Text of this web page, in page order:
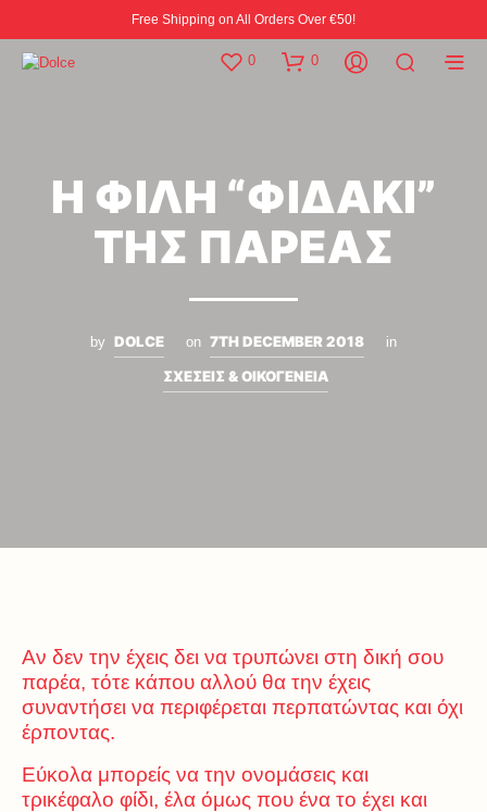
Free Shipping on All Orders Over €50!
0 0
H ΦΙΛΗ “ΦΙΔΑΚΙ”
ΤΗΣ ΠΑΡΕΑΣ
by DOLCE on 7TH DECEMBER 2018 in
ΣΧΕΣΕΙΣ & ΟΙΚΟΓΕΝΕΙΑ
Αν δεν την έχεις δει να τρυπώνει στη δική σου
παρέα, τότε κάπου αλλού θα την έχεις
συναντήσει να περιφέρεται περπατώντας και όχι
έρποντας.
Εύκολα μπορείς να την ονομάσεις και
τρικέφαλο φίδι, έλα όμως που ένα το έχει και